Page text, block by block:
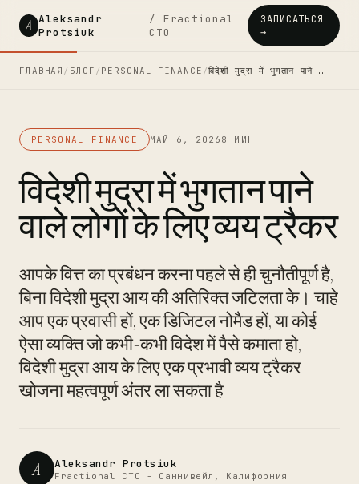
A Aleksandr
Protsiuk
/ Fractional
CTO
ЗАПИСАТЬСЯ
→
ГЛАВНАЯ / БЛОГ /PERSONAL FINANCE /विदेशी मुद्रा में भुगतान पाने …
PERSONAL FINANCE МАЙ 6, 2026 8 МИН
विदेशी मुद्रा में भुगतान पाने
वाले लोगों के लिए व्यय ट्रैकर
आपके वित्त का प्रबंधन करना पहले से ही चुनौतीपूर्ण है,
बिना विदेशी मुद्रा आय की अतिरिक्त जटिलता के। चाहे
आप एक प्रवासी हों, एक डिजिटल नोमैड हों, या कोई
ऐसा व्यक्ति जो कभी-कभी विदेश में पैसे कमाता हो,
विदेशी मुद्रा आय के लिए एक प्रभावी व्यय ट्रैकर
खोजना महत्वपूर्ण अंतर ला सकता है
A Aleksandr Protsiuk
Fractional CTO - Саннивейл, Калифорния